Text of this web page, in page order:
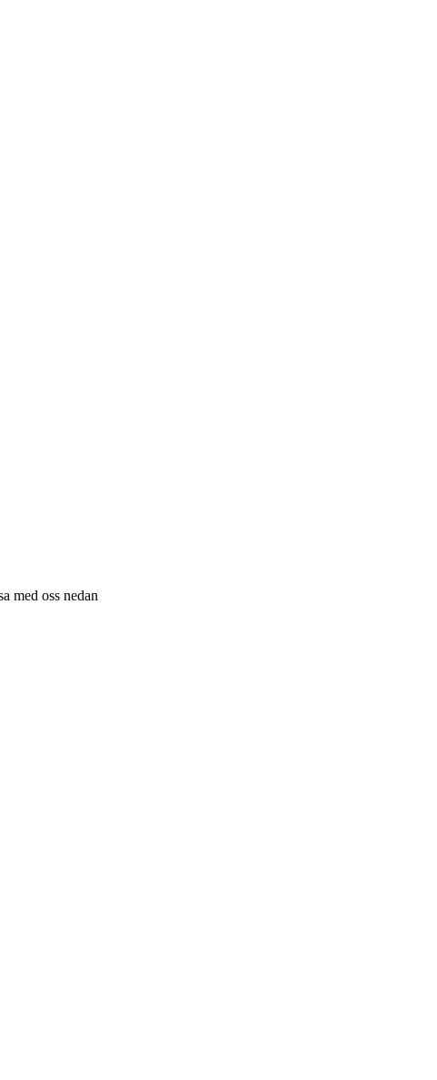
med oss nedan